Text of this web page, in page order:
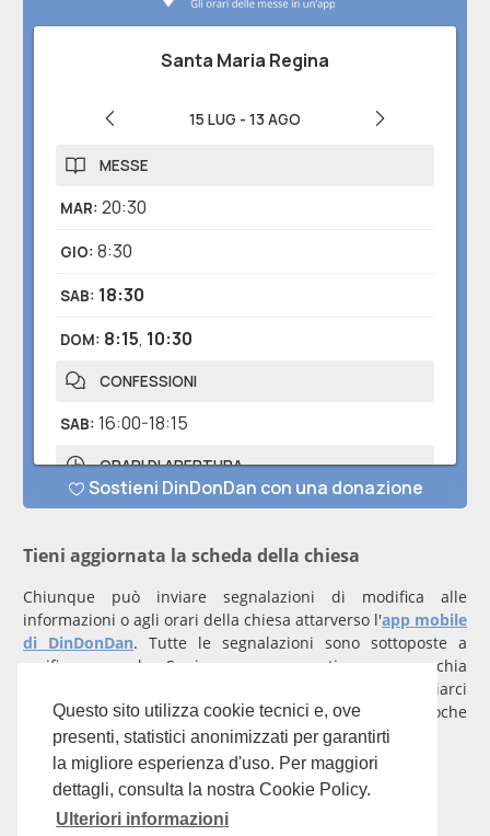
Questo sito utilizza cookie tecnici e, ove
presenti, statistici anonimizzati per garantirti
la migliore esperienza d'uso. Per maggiori
dettagli, consulta la nostra Cookie Policy.
Ulteriori informazioni
Tieni aggiornata la scheda della chiesa
Chiunque può inviare segnalazioni di modifica alle
informazioni o agli orari della chiesa attarverso l'app mobile
di DinDonDan. Tutte le segnalazioni sono sottoposte a
verifica manuale. Se invece rappresenti una parrocchia
con un account verificato per inviarci
comunicazioni prioritarie che saranno gestite entro poche
Per qualunque domanda scrivi ainfo@dindondan.app